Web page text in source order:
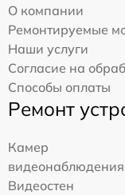
О компании
Ремонтируемые
Наши услуги
Согласие на
Способы оплаты
Ремонт
Камер
видеонаблюдения
Видеостен